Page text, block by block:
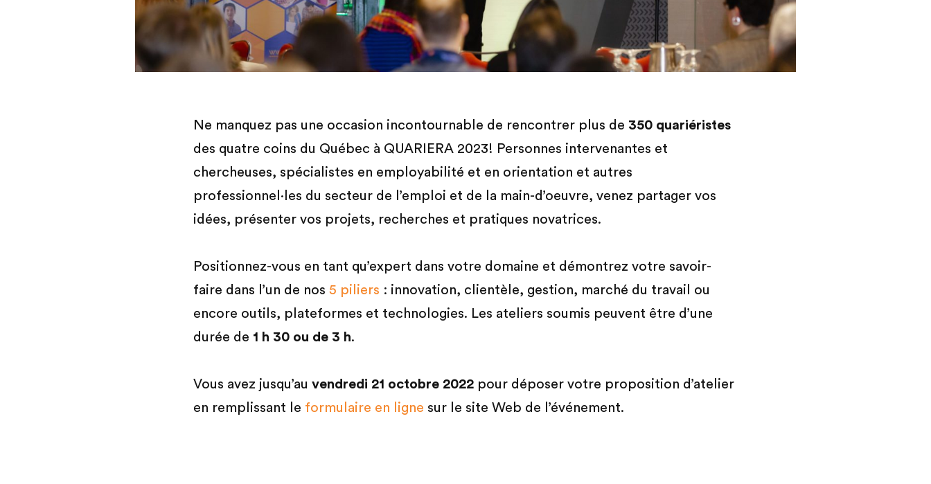
Ne manquez pas une occasion incontournable de rencontrer plus de 350 quariéristes
des quatre coins du Québec à QUARIERA 2023! Personnes intervenantes et
chercheuses, spécialistes en employabilité et en orientation et autres
professionnel·les du secteur de l’emploi et de la main-d’oeuvre, venez partager vos
idées, présenter vos projets, recherches et pratiques novatrices.
Positionnez-vous en tant qu’expert dans votre domaine et démontrez votre savoir-
faire dans l’un de nos 5 piliers : innovation, clientèle, gestion, marché du travail ou
encore outils, plateformes et technologies. Les ateliers soumis peuvent être d’une
durée de 1 h 30 ou de 3 h.
Vous avez jusqu’au vendredi 21 octobre 2022 pour déposer votre proposition d’atelier
en remplissant le formu laire en ligne sur le site Web de l’événement.